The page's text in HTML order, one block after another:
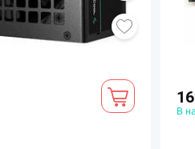
контентом, рендерингом
В